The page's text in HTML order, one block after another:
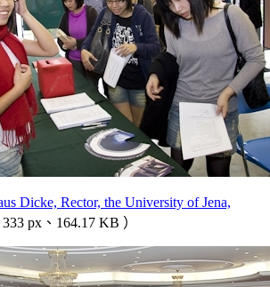
Dicke, Rector, the University of Jena,
333 px、164.17 KB ）